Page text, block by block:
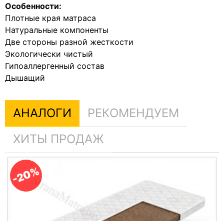
Особенности:
Плотные края матраса
Натуральные компоненты
Две стороны разной жесткости
Экологически чистый
Гипоаллергенный состав
Дышащий
АНАЛОГИ
РЕКОМЕНДУЕМ
ХИТЫ ПРОДАЖ
-20%